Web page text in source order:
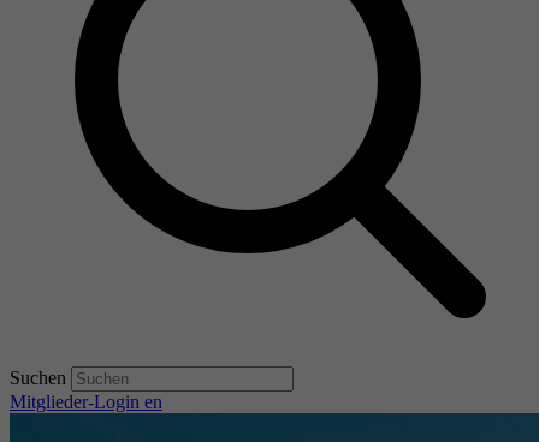
Suchen
Mitglieder-Login en